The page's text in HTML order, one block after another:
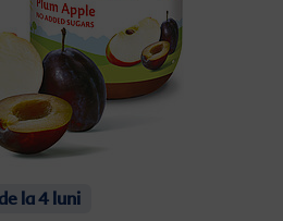
la 4 luni